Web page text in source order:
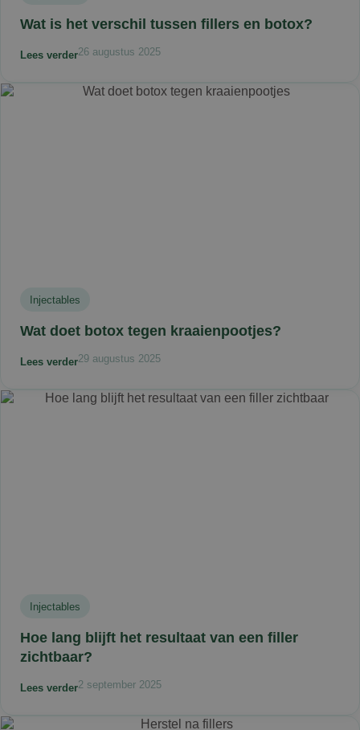
Wat is het verschil tussen fillers en botox?
Lees verder26 augustus 2025
Injectables
Wat doet botox tegen kraaienpootjes?
Lees verder29 augustus 2025
Injectables
Hoe lang blijft het resultaat van een filler
zichtbaar?
Lees verder2 september 2025